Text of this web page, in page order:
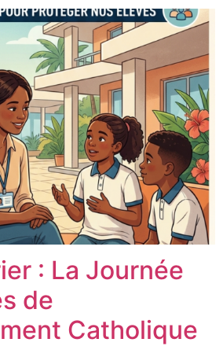
: La Journée
de
Catholique